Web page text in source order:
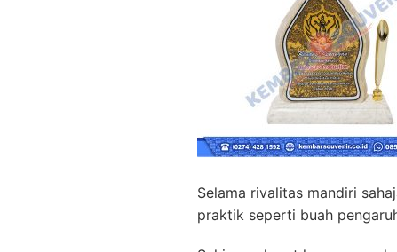
Selama rivalitas mandiri
praktik seperti buah